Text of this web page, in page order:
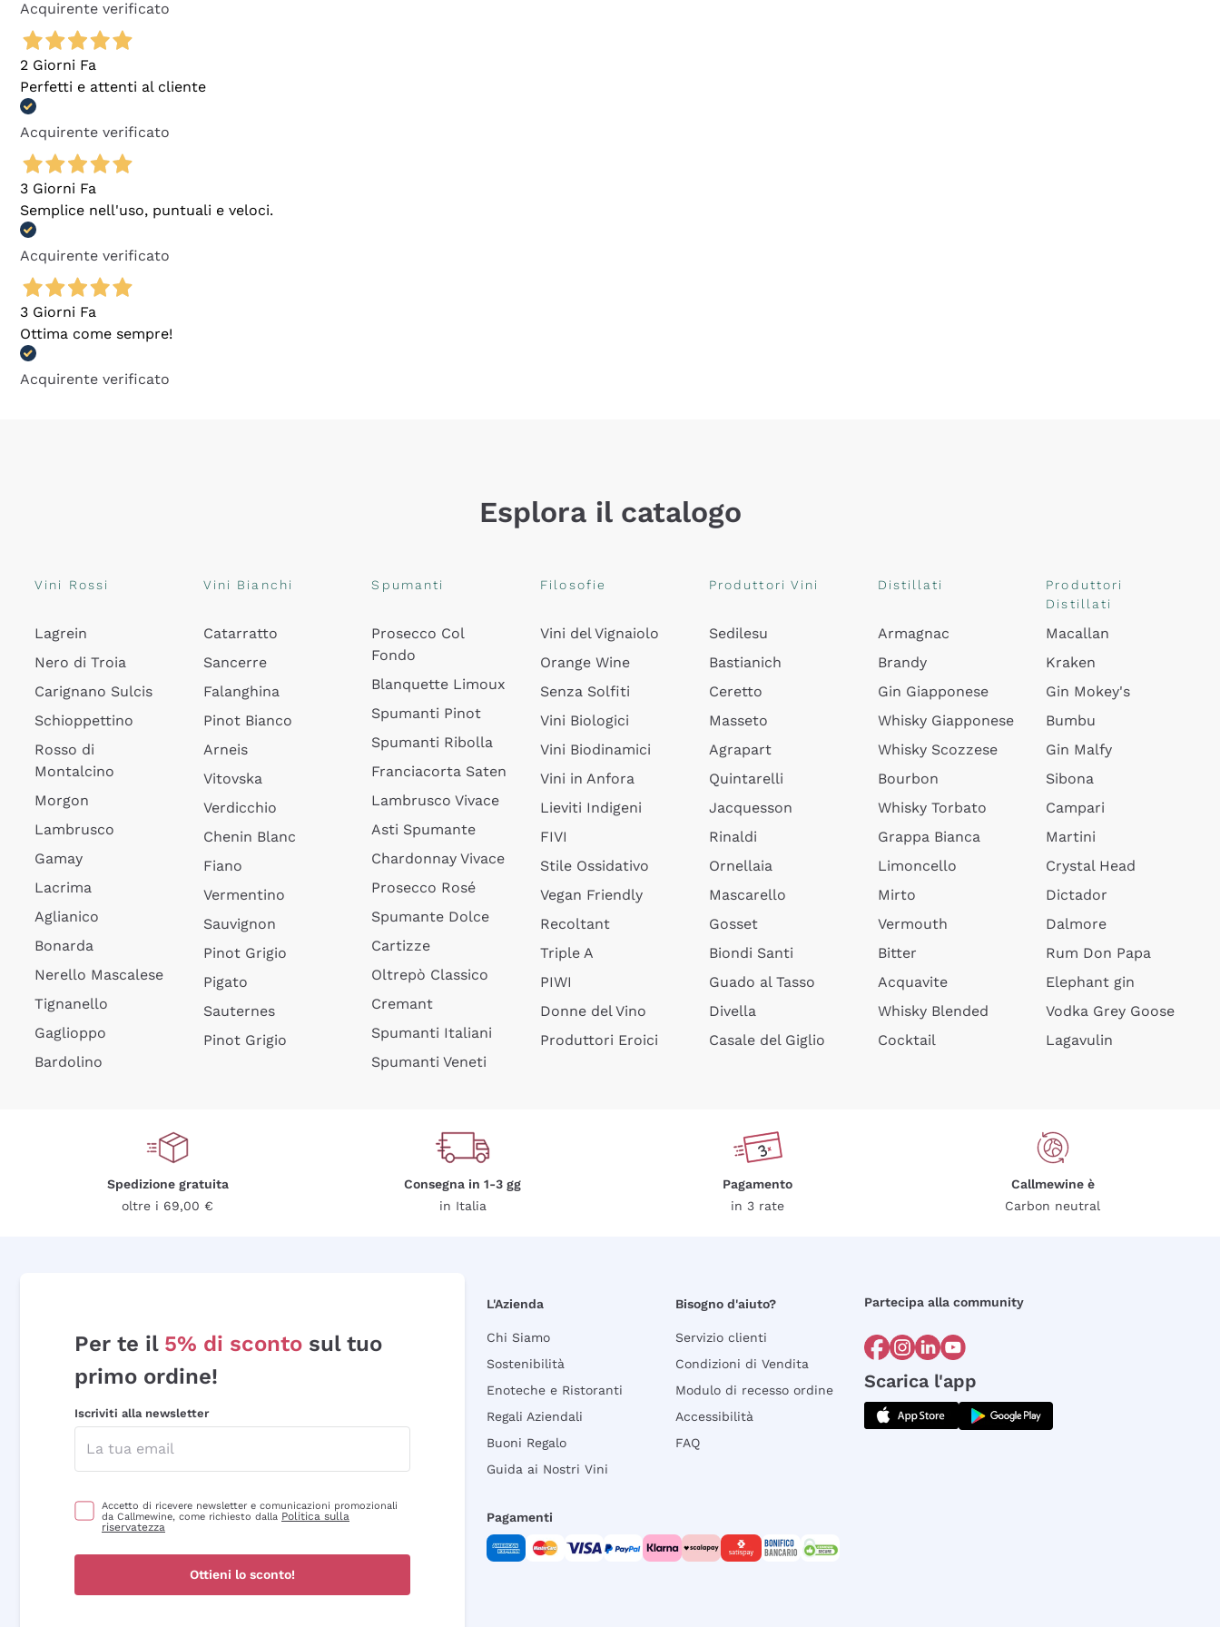
Acquirente verificato
2 Giorni Fa
Perfetti e attenti al cliente
Acquirente verificato
3 Giorni Fa
Semplice nell'uso, puntuali e veloci.
Acquirente verificato
3 Giorni Fa
Ottima come sempre!
Acquirente verificato
Esplora il catalogo
Vini Rossi
Lagrein
Nero di Troia
Carignano Sulcis
Schioppettino
Rosso di
Montalcino
Morgon
Lambrusco
Gamay
Lacrima
Aglianico
Bonarda
Nerello Mascalese
Tignanello
Gaglioppo
Bardolino
Vini Bianchi
Catarratto
Sancerre
Falanghina
Pinot Bianco
Arneis
Vitovska
Verdicchio
Chenin Blanc
Fiano
Vermentino
Sauvignon
Pinot Grigio
Pigato
Sauternes
Pinot Grigio
Spumanti
Prosecco Col
Fondo
Blanquette Limoux
Spumanti Pinot
Spumanti Ribolla
Franciacorta Saten
Lambrusco Vivace
Asti Spumante
Chardonnay Vivace
Prosecco Rosé
Spumante Dolce
Cartizze
Oltrepò Classico
Cremant
Spumanti Italiani
Spumanti Veneti
Filosofie
Vini del Vignaiolo
Orange Wine
Senza Solfiti
Vini Biologici
Vini Biodinamici
Vini in Anfora
Lieviti Indigeni
FIVI
Stile Ossidativo
Vegan Friendly
Recoltant
Triple A
PIWI
Donne del Vino
Produttori Eroici
Produttori Vini
Sedilesu
Bastianich
Ceretto
Masseto
Agrapart
Quintarelli
Jacquesson
Rinaldi
Ornellaia
Mascarello
Gosset
Biondi Santi
Guado al Tasso
Divella
Casale del Giglio
Distillati
Armagnac
Brandy
Gin Giapponese
Whisky Giapponese
Whisky Scozzese
Bourbon
Whisky Torbato
Grappa Bianca
Limoncello
Mirto
Vermouth
Bitter
Acquavite
Whisky Blended
Cocktail
Produttori
Distillati
Macallan
Kraken
Gin Mokey's
Bumbu
Gin Malfy
Sibona
Campari
Martini
Crystal Head
Dictador
Dalmore
Rum Don Papa
Elephant gin
Vodka Grey Goose
Lagavulin
Spedizione gratuita
oltre i 69,00 €
Consegna in 1-3 gg
in Italia
Pagamento
in 3 rate
Callmewine è
Carbon neutral
Per te il 5% di sconto sul tuo
primo ordine!
Iscriviti alla newsletter
Accetto di ricevere newsletter e comunicazioni promozionali
da Callmewine, come richiesto dalla Politica sulla
riservatezza
Ottieni lo sconto!
L'Azienda
Chi Siamo
Sostenibilità
Enoteche e Ristoranti
Regali Aziendali
Buoni Regalo
Guida ai Nostri Vini
Bisogno d'aiuto?
Servizio clienti
Condizioni di Vendita
Modulo di recesso ordine
Accessibilità
FAQ
Partecipa alla community
Scarica l'app
Pagamenti